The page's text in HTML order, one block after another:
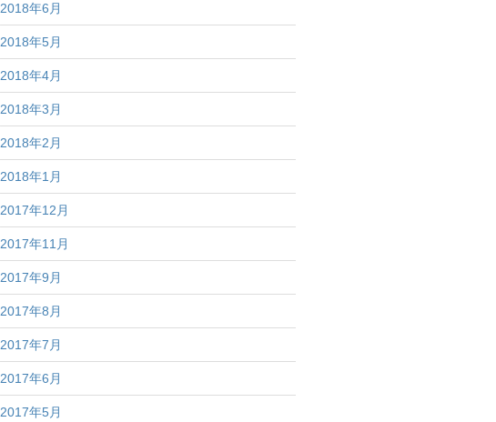
2018年6月
2018年5月
2018年4月
2018年3月
2018年2月
2018年1月
2017年12月
2017年11月
2017年9月
2017年8月
2017年7月
2017年6月
2017年5月